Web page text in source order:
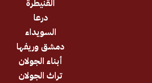
دمشق وريفها
أبناء الجولان
تراث الجولان